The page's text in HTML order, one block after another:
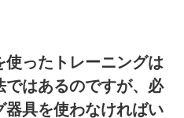
使ったトレーニングは
ではあるのですが、必
器具を使わなければい